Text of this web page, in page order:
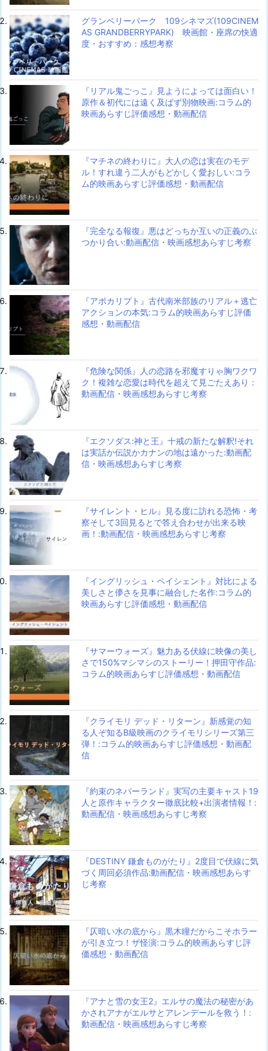
グランベリーパーク 109シネマズ(109CINEM
AS GRANDBERRYPARK) 映画館・座席の快適
度・おすすめ：感想考察
『リアル鬼ごっこ』見ようによっては面白い！
原作＆初代には遠く及ばず別物映画:コラム的
映画あらすじ評価感想・動画配信
『マチネの終わりに』大人の恋は実在のモデ
ル！すれ違う二人がもどかしく愛おしい:コラ
ム的映画あらすじ評価感想・動画配信
『完全なる報復』悪はどっちか互いの正義のぶ
つかり合い:動画配信・映画感想あらすじ考察
『アポカリプト』古代南米部族のリアル＋逃亡
アクションの本気:コラム的映画あらすじ評価
感想・動画配信
『危険な関係』人の恋路を邪魔すりゃ胸ワクワ
ク！複雑な恋愛は時代を超えて見ごたえあり：
動画配信・映画感想あらすじ考察
『エクソダス:神と王』十戒の新たな解釈!それ
は実話か伝説かカナンの地は遠かった:動画配
信・映画感想あらすじ考察
『サイレント・ヒル』見る度に訪れる恐怖・考
察そして3回見るとで答え合わせが出来る映
画！:動画配信・映画感想あらすじ考察
『イングリッシュ・ペイシェント』対比による
美しさと儚さを見事に融合した名作:コラム的
映画あらすじ評価感想・動画配信
『サマーウォーズ』魅力ある伏線に映像の美し
さで150%マシマシのストーリー！押田守作品:
コラム的映画あらすじ評価感想・動画配信
『クライモリ デッド・リターン』新感覚の知
る人ぞ知るB級映画のクライモリシリーズ第三
弾！:コラム的映画あらすじ評価感想・動画配
信
『約束のネバーランド』実写の主要キャスト19
人と原作キャラクター徹底比較+出演者情報！:
動画配信・映画感想あらすじ考察
『DESTINY 鎌倉ものがたり』2度目で伏線に気
づく周回必須作品:動画配信・映画感想あらす
じ考察
『仄暗い水の底から』黒木瞳だからこそホラー
が引き立つ！ザ怪演:コラム的映画あらすじ評
価感想・動画配信
『アナと雪の女王2』エルサの魔法の秘密があ
かされアナがエルサとアレンデールを救う！:
動画配信・映画感想あらすじ考察